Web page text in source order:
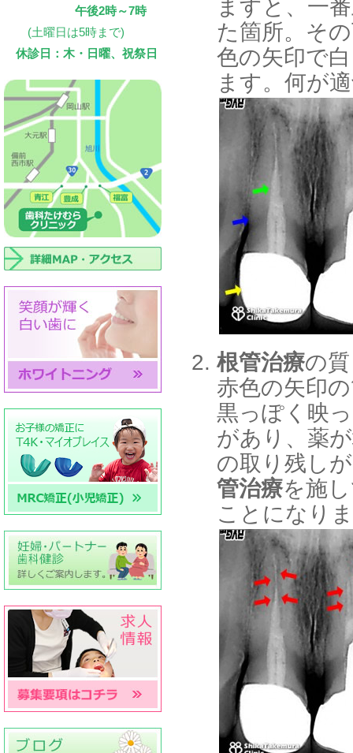
ますと、一
た箇所。そ
色の矢印で
ます。何が
根管治療の質
赤色の矢印
黒っぽく映
があり、薬
の取り残し
管治療を施
ことになり
午後2時～7時
(土曜日は5時まで)
休診日：木・日曜、祝祭日